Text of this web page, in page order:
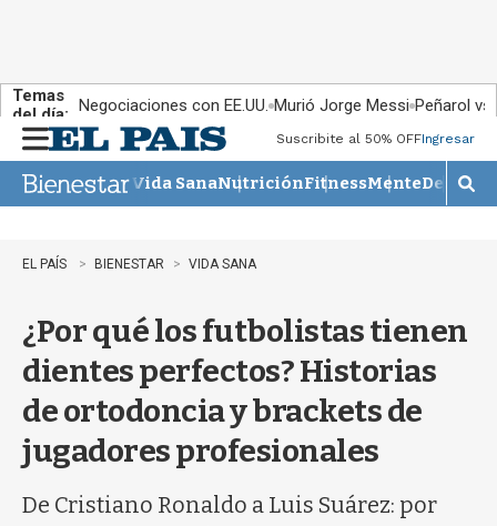
Temas
del día: Negociaciones con EE.UU. Murió Jorge Messi Peñarol
n
u
Suscribite al 50% OFFIngresar
Vida SanaNutriciónFitnessMente
M
o
b
EL PAÍS BIENESTAR VIDA SANA
¿Por qué los futbolistas tienen
dientes perfectos? Historias
de ortodoncia y brackets de
jugadores profesionales
De Cristiano Ronaldo a Luis Suárez: por